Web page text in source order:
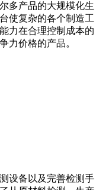
多产品的大规模化生
使复杂的各个制造工
力在合理控制成本的
力价格的产品。
设备以及完善检测手